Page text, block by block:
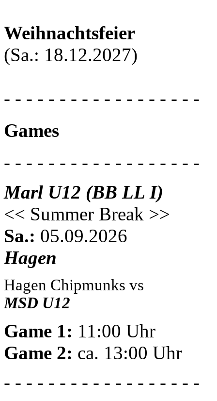
Weihnachtsfeier
(Sa.: 18.12.2027)
- - - - - - - - - - - - - - - - - -
Games
- - - - - - - - - - - - - - - - - -
Marl U12 (BB LL I)
<< Summer Break >>
Sa.: 05.09.2026
Hagen
Hagen Chipmunks vs
MSD U12
Game 1: 11:00 Uhr
Game 2: ca. 13:00 Uhr
- - - - - - - - - - - - - - - - - -